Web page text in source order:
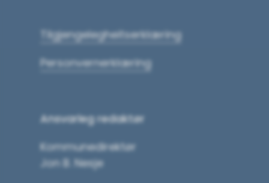
Tilgjengelegheits­erklæring
Personvernerklæring
Ansvarleg redaktør
Kommunedirektør
Jon B. Nesje